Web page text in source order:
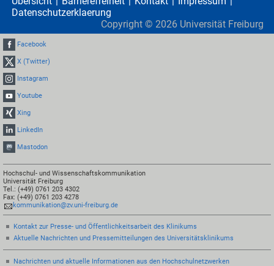
Datenschutzerklaerung
Copyright © 2026 Universität Freiburg
Facebook
X (Twitter)
Instagram
Youtube
Xing
LinkedIn
Mastodon
Hochschul- und Wissenschaftskommunikation
Universität Freiburg
Tel.: (+49) 0761 203 4302
Fax: (+49) 0761 203 4278
kommunikation@zv.uni-freiburg.de
Kontakt zur Presse- und Öffentlichkeitsarbeit des Klinikums
Aktuelle Nachrichten und Pressemitteilungen des Universitätsklinikums
Nachrichten und aktuelle Informationen aus den Hochschulnetzwerken